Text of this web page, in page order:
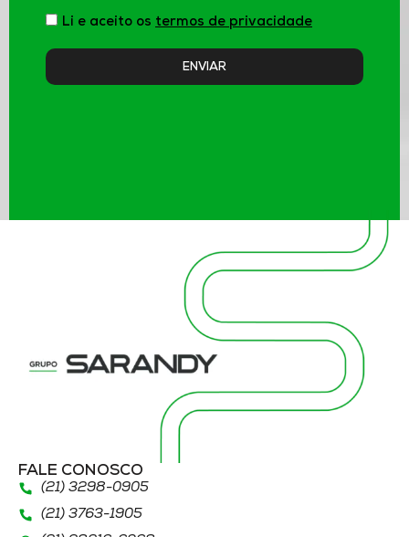
Li e aceito os termos de privacidade
ENVIAR
FALE CONOSCO
(21) 3298-0905
(21) 3763-1905